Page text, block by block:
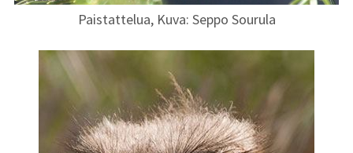
Paistattelua, Kuva: Seppo Sourula